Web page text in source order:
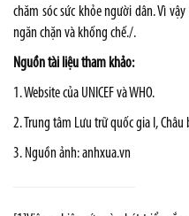
chăm sóc sức khỏe người dân. Vì
ngăn chặn và khống chế./.
Nguồn tài liệu tham khảo:
1. Website của UNICEF và WHO.
2. Trung tâm Lưu trữ quốc gia I,
3. Nguồn ảnh: anhxua.vn